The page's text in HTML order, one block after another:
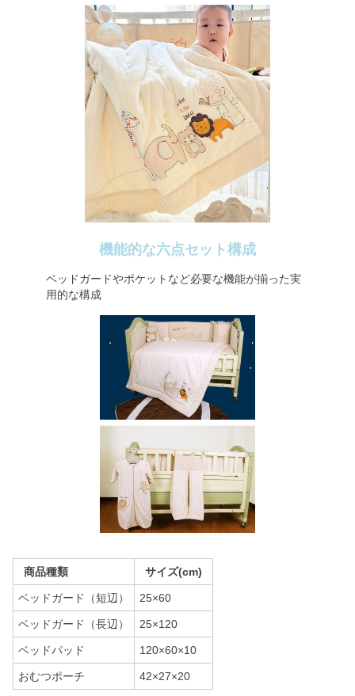
機能的な六点セット構成
ベッドガードやポケットなど必要な機能が揃った実
用的な構成
商品種類 サイズ(cm)
ベッドガード（短辺） 25×60
ベッドガード（長辺） 25×120
ベッドパッド 120×60×10
おむつポーチ 42×27×20